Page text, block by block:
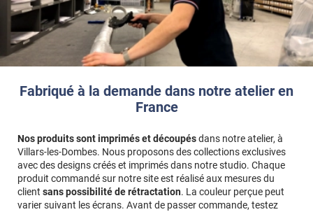
Fabriqué à la demande dans notre atelier en
France
Nos produits sont imprimés et découpésdans notre atelier, à
Villars-les-Dombes. Nous proposons des collections exclusives
avec des designs créés et imprimés dans notre studio. Chaque
produit commandé sur notre site est réalisé aux mesures du
client sans possibilité de rétractation. La couleur perçue peut
varier suivant les écrans. Avant de passer commande, testez